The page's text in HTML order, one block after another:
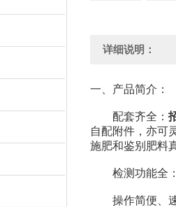
详细说明：
一、产品简介：
配套齐全：
自配附件，亦可
施肥和鉴别肥料
检测功能全：
操作简便、速